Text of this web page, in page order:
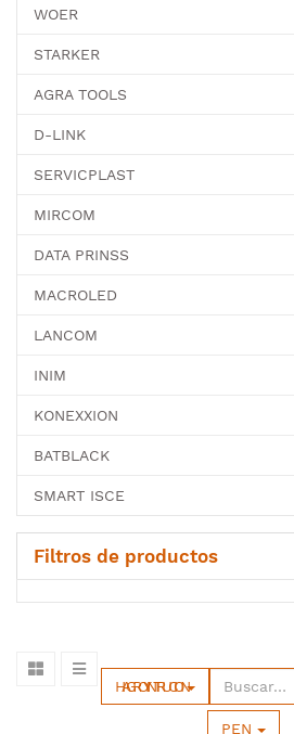
WOER
STARKER
AGRA TOOLS
D-LINK
SERVICPLAST
MIRCOM
DATA PRINSS
MACROLED
LANCOM
INIM
KONEXXION
BATBLACK
SMART ISCE
Filtros de productos
HAGROY INTRUCION
PEN